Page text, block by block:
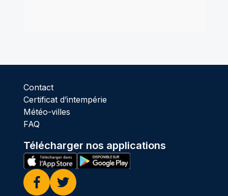
Contact
Certificat d’intempérie
Météo-villes
FAQ
Télécharger nos applications
Facebook
Twitter